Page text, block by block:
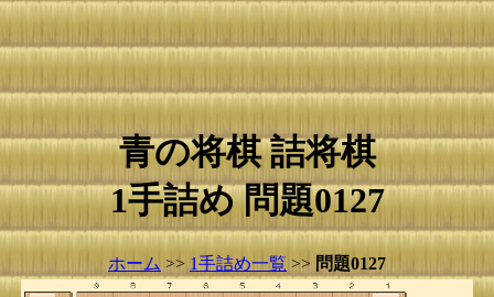
青の将棋 詰将棋
1手詰め 問題0127
ホーム >> 1手詰め一覧 >> 問題0127